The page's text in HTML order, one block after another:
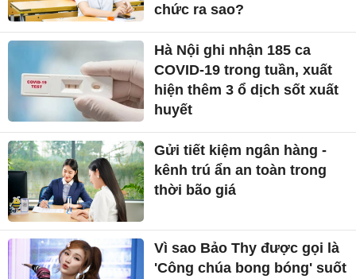
chức ra sao?
Hà Nội ghi nhận 185 ca
COVID-19 trong tuần, xuất
hiện thêm 3 ổ dịch sốt xuất
huyết
Gửi tiết kiệm ngân hàng -
kênh trú ẩn an toàn trong
thời bão giá
Vì sao Bảo Thy được gọi là
'Công chúa bong bóng' suốt